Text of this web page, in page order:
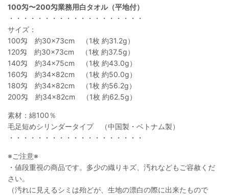
100匁〜200匁業務用白タオル（平地付）
・・・・・・・・・・・・・・・・・・・
サイズ：
100匁 約30×73cm （1枚 約31.2g）
120匁 約30×73cm （1枚 約37.5g）
140匁 約34×75cm （1枚 約43.0g）
160匁 約34×82cm （1枚 約50.0g）
180匁 約34×82cm （1枚 約56.2g）
200匁 約34×82cm （1枚 約62.5g）
素材：綿100％
毛足短めシリンダータイプ （中国製・ベトナム製）
・・・・・・・・・・・・・・・・・・・
※ご注意※
・値段重視の商品です。多少の織りキズ、汚れなどもご容赦くだ
さい。
（汚れに見えるシミは殆どが、生地の漂白の際に出来たもので